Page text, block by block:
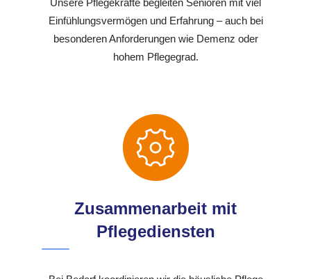
Unsere Pflegekräfte begleiten Senioren mit viel
Einfühlungsvermögen und Erfahrung – auch bei
besonderen Anforderungen wie Demenz oder
hohem Pflegegrad.
Zusammenarbeit mit
Pflegediensten